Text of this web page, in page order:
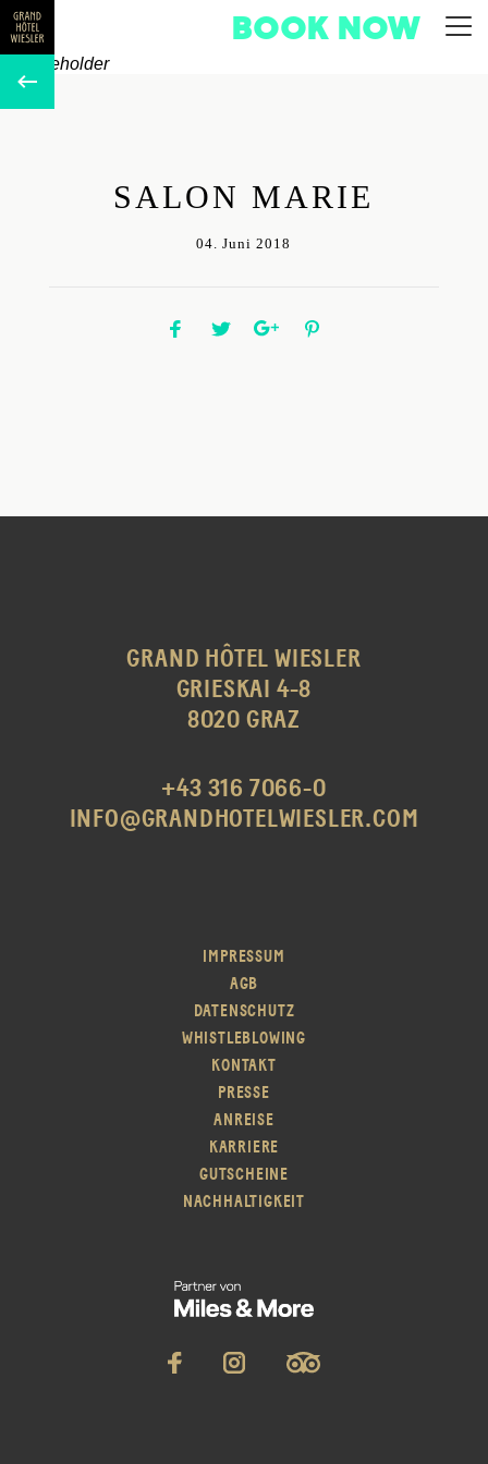
BOOK NOW
SALON MARIE
04. Juni 2018
GRAND HÔTEL WIESLER
GRIESKAI 4-8
8020 GRAZ
+43 316 7066-0
INFO@GRANDHOTELWIESLER.COM
IMPRESSUM
AGB
DATENSCHUTZ
WHISTLEBLOWING
KONTAKT
PRESSE
ANREISE
KARRIERE
GUTSCHEINE
NACHHALTIGKEIT